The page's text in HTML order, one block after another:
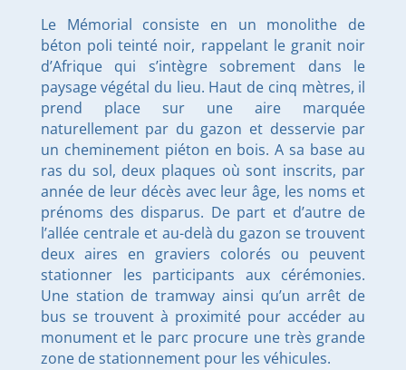
Le Mémorial consiste en un monolithe de
béton poli teinté noir, rappelant le granit noir
d’Afrique qui s’intègre sobrement dans le
paysage végétal du lieu. Haut de cinq mètres, il
prend place sur une aire marquée
naturellement par du gazon et desservie par
un cheminement piéton en bois. A sa base au
ras du sol, deux plaques où sont inscrits, par
année de leur décès avec leur âge, les noms et
prénoms des disparus. De part et d’autre de
l’allée centrale et au-delà du gazon se trouvent
deux aires en graviers colorés ou peuvent
stationner les participants aux cérémonies.
Une station de tramway ainsi qu’un arrêt de
bus se trouvent à proximité pour accéder au
monument et le parc procure une très grande
zone de stationnement pour les véhicules.